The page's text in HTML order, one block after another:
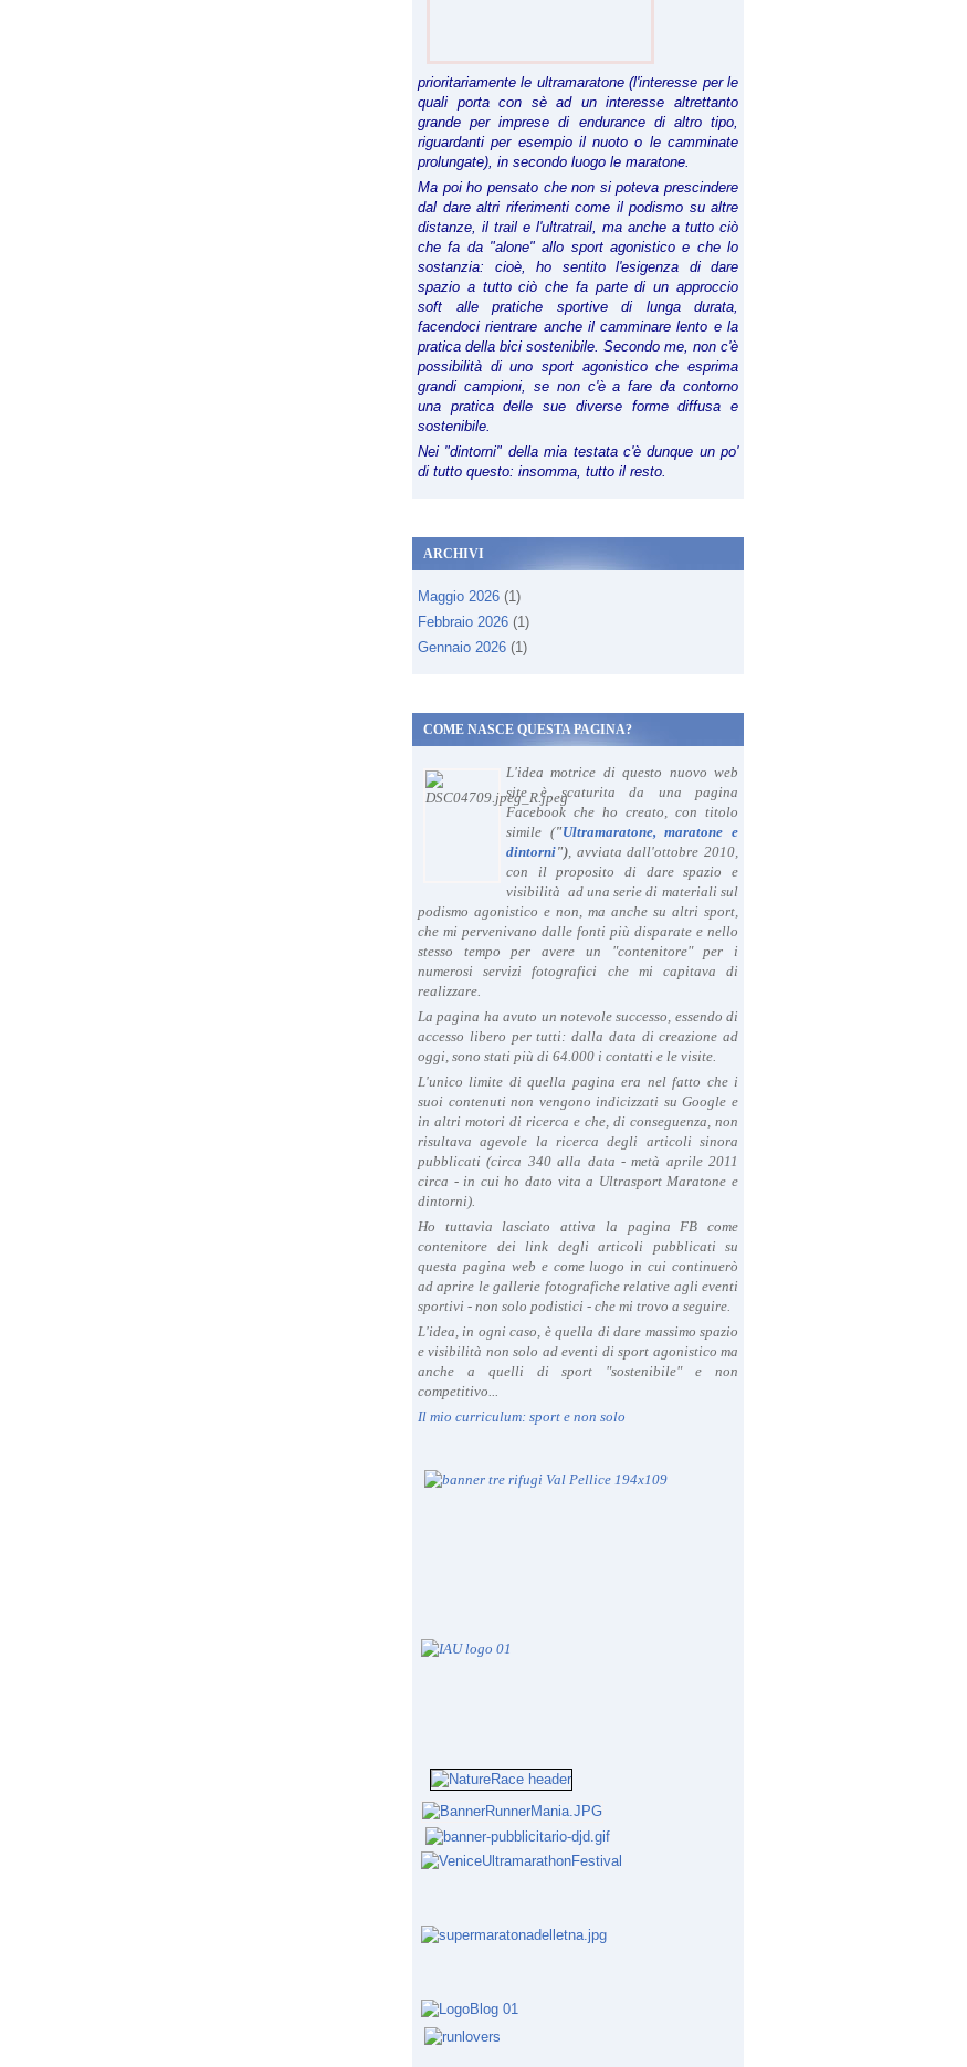
prioritariamente le ultramaratone (l'interesse per le
quali porta con sè ad un interesse altrettanto
grande per imprese di endurance di altro tipo,
riguardanti per esempio il nuoto o le camminate
prolungate), in secondo luogo le maratone.
Ma poi ho pensato che non si poteva prescindere
dal dare altri riferimenti come il podismo su altre
distanze, il trail e l'ultratrail, ma anche a tutto ciò
che fa da "alone" allo sport agonistico e che lo
sostanzia: cioè, ho sentito l'esigenza di dare
spazio a tutto ciò che fa parte di un approccio
soft alle pratiche sportive di lunga durata,
facendoci rientrare anche il camminare lento e la
pratica della bici sostenibile. Secondo me, non c'è
possibilità di uno sport agonistico che esprima
grandi campioni, se non c'è a fare da contorno
una pratica delle sue diverse forme diffusa e
sostenibile.
Nei "dintorni" della mia testata c'è dunque un po'
di tutto questo: insomma, tutto il resto.
ARCHIVI
Maggio 2026 (1)
Febbraio 2026 (1)
Gennaio 2026 (1)
COME NASCE QUESTA PAGINA?
L'idea motrice di questo nuovo web
site è scaturita da una pagina
Facebook che ho creato, con titolo
simile ("Ultramaratone, maratone e
dintorni"), avviata dall'ottobre 2010,
con il proposito di dare spazio e
visibilità ad una serie di materiali sul
podismo agonistico e non, ma anche su altri sport,
che mi pervenivano dalle fonti più disparate e nello
stesso tempo per avere un "contenitore" per i
numerosi servizi fotografici che mi capitava di
realizzare.
La pagina ha avuto un notevole successo, essendo di
accesso libero per tutti: dalla data di creazione ad
oggi, sono stati più di 64.000 i contatti e le visite.
L'unico limite di quella pagina era nel fatto che i
suoi contenuti non vengono indicizzati su Google e
in altri motori di ricerca e che, di conseguenza, non
risultava agevole la ricerca degli articoli sinora
pubblicati (circa 340 alla data - metà aprile 2011
circa - in cui ho dato vita a Ultrasport Maratone e
dintorni).
Ho tuttavia lasciato attiva la pagina FB come
contenitore dei link degli articoli pubblicati su
questa pagina web e come luogo in cui continuerò
ad aprire le gallerie fotografiche relative agli eventi
sportivi - non solo podistici - che mi trovo a seguire.
L'idea, in ogni caso, è quella di dare massimo spazio
e visibilità non solo ad eventi di sport agonistico ma
anche a quelli di sport "sostenibile" e non
competitivo...
Il mio curriculum: sport e non solo